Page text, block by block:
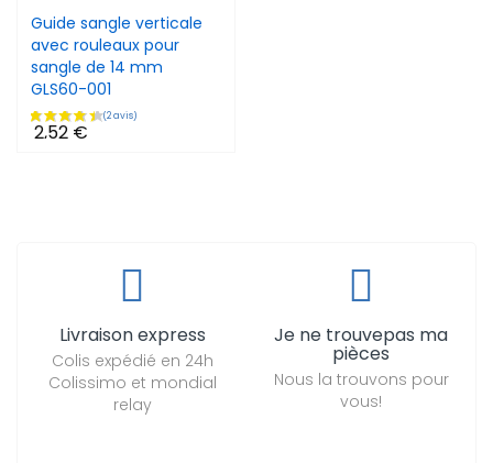
Guide sangle verticale
avec rouleaux pour
sangle de 14 mm
GLS60-001
2,52 €
Livraison express
Colis expédié en 24h
Colissimo et mondial
relay
Je ne trouvepas ma
pièces
Nous la trouvons pour
vous!